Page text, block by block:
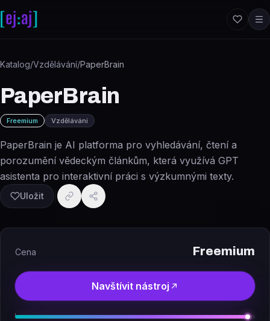
Katalog/Vzdělávání/PaperBrain
PaperBrain
Freemium Vzdělávání
PaperBrain je AI platforma pro vyhledávání, čtení a
porozumění vědeckým článkům, která využívá GPT
asistenta pro interaktivní práci s výzkumnými texty.
Uložit
Cena Freemium
Navštívit nástroj